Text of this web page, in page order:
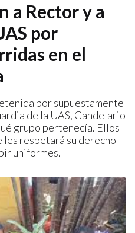
a Rector y a
por
en el
por supuestamente
de la UAS, Candelario
grupo pertenecía. Ellos
les respetará su derecho
uniformes.